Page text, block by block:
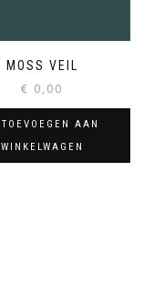
MOSS VEIL
€ 0,00
TOEVOEGEN AAN
WINKELWAGEN